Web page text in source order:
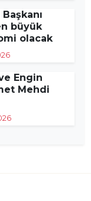
büyük
olacak
Engin
Mehdi